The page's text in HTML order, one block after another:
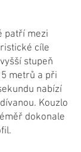
patří mezi
cíle
stupeň
metrů a při
nabízí
Kouzlo
dokonale